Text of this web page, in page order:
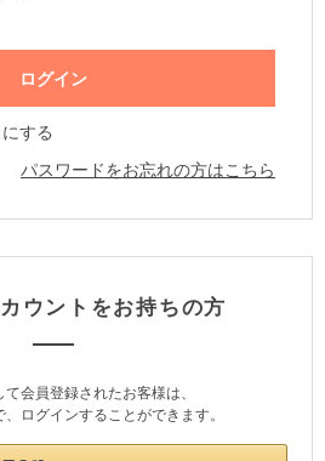
する
パスワードをお忘れの方はこちら
ウントをお持ちの方
会員登録されたお客様は、
ログインすることができます。